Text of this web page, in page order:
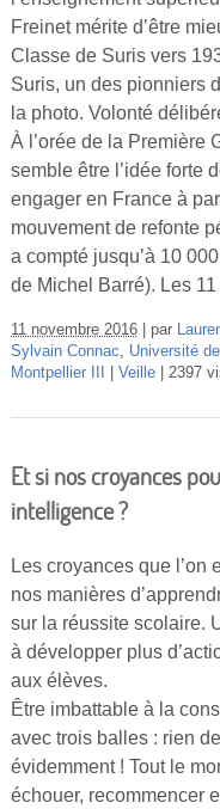
Freinet mérite d’être
Classe de Suris vers
Suris, un des pionniers
la photo. Volonté
À l’orée de la Première
semble être l’idée forte
engager en France à
mouvement de refonte
a compté jusqu’à 10
de Michel Barré). Les
11 novembre 2016 par
Sylvain Connac, Université
Montpellier III
Veille 2397
Et si nos croyances
intelligence ?
Les croyances que l’on
nos manières
sur la réussite scolaire.
à développer plus
aux élèves.
Être imbattable à la
avec trois balles : rien
évidemment ! Tout le
échouer, recommencer